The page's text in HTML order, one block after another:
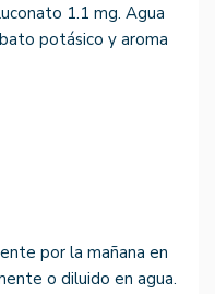
1.1 mg. Agua
potásico y aroma
por la mañana en
o diluido en agua.